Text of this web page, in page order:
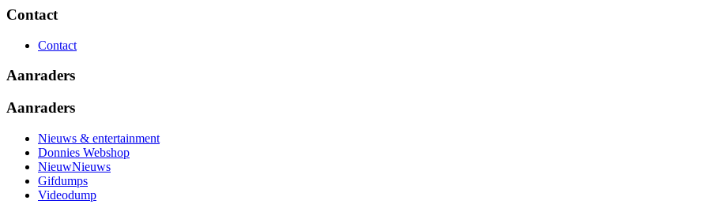
Contact
Contact
Aanraders
Aanraders
Nieuws & entertainment
Donnies Webshop
NieuwNieuws
Gifdumps
Videodump